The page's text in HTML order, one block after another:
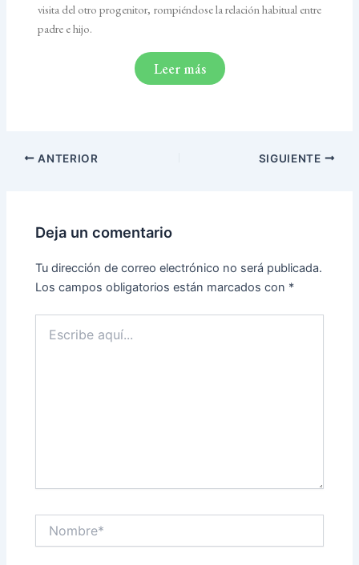
visita del otro progenitor, rompiéndose la relación habitual entre
padre e hijo.
Leer más
ANTERIOR SIGUIENTE
Deja un comentario
Tu dirección de correo electrónico no será publicada.
Los campos obligatorios están marcados con *
aquí...